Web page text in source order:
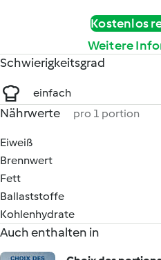
Kostenlos
Weitere
Schwierigkeitsgrad
einfach
Nährwerte pro 1 portion
Eiweiß
Brennwert
Fett
Ballaststoffe
Kohlenhydrate
Auch enthalten in